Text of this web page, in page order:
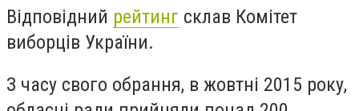
Відповідний рейтинг склав Комітет
виборців України.
З часу свого обрання, в жовтні 2015 року,